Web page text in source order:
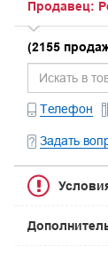
Продавец:
(2155
Телефон
Задать